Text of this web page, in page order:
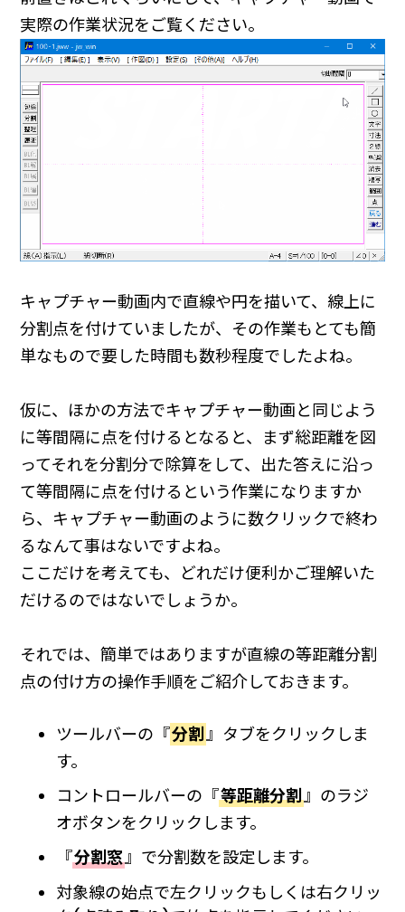
実際の作業状況をご覧ください。
キャプチャー動画内で直線や円を描いて、線上に
分割点を付けていましたが、その作業もとても簡
単なもので要した時間も数秒程度でしたよね。
仮に、ほかの方法でキャプチャー動画と同じよう
に等間隔に点を付けるとなると、まず総距離を図
ってそれを分割分で除算をして、出た答えに沿っ
て等間隔に点を付けるという作業になりますか
ら、キャプチャー動画のように数クリックで終わ
るなんて事はないですよね。
ここだけを考えても、どれだけ便利かご理解いた
だけるのではないでしょうか。
それでは、簡単ではありますが直線の等距離分割
点の付け方の操作手順をご紹介しておきます。
ツールバーの『分割』タブをクリックしま
す。
コントロールバーの『等距離分割』のラジ
オボタンをクリックします。
『分割窓』で分割数を設定します。
対象線の始点で左クリックもしくは右クリッ